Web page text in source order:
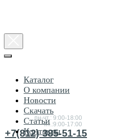
Консультация
по товарам
пн-чт.: 9:00-18:00
пт.:9:00-17:00
+7(812) 385-51-15
Каталог
О компании
Новости
Скачать
Статьи
Контакты